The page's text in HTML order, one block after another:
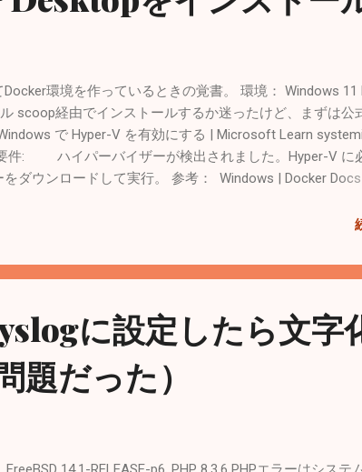
環境を作っているときの覚書。 環境： Windows 11
scoop経由でインストールするか迷ったけど、まずは公
で Hyper-V を有効にする | Microsoft Learn
件: ハイパーバイザーが検出されました。Hyper-V に
ダウンロードして実行。 参考： Windows | Docker
container? How do I run a container? Run Docker Hub
ストール
に設定したら文字
題だった）